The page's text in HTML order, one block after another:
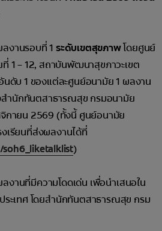
งานรอบที่ 1 ระดับเขตสุขภาพโดยศูนย์
1 – 12, สถาบันพัฒนาสุขภาวะเขต
นดับ 1 ของแต่ละศูนย์อนามัย 1 ผลงาน
ำนักทันตสาธารณสุข กรมอนามัย
กายน 2569 (ทั้งนี้ ศูนย์อนามัย
เรียนที่ส่งผลงานได้ที่
)
งานที่มีความโดดเด่น เพื่อนำเสนอใน
ระเทศ โดยสำนักทันตสาธารณสุข กรม